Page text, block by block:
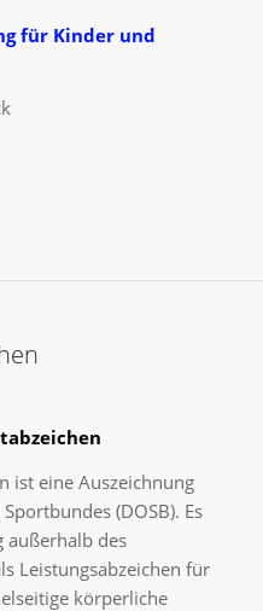
für Kinder und
ist eine Auszeichnung
(DOSB). Es
außerhalb des
Leistungsabzeichen für
körperliche